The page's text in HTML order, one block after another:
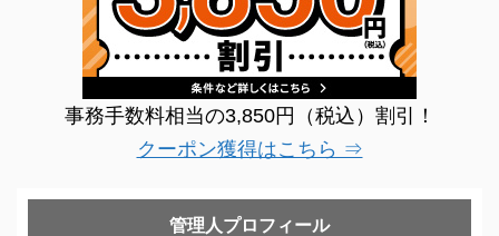
事務手数料相当の3,850円（税込）割引！
クーポン獲得はこちら ⇒
管理人プロフィール